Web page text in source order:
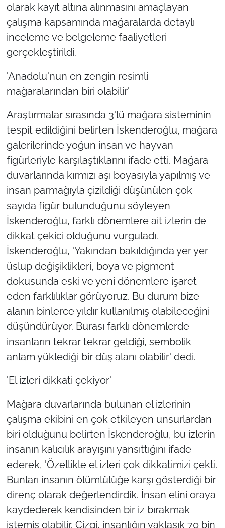
olarak kayıt altına alınmasını amaçlayan
çalışma kapsamında mağaralarda detaylı
inceleme ve belgeleme faaliyetleri
gerçekleştirildi.
'Anadolu'nun en zengin resimli
mağaralarından biri olabilir'
Araştırmalar sırasında 3'lü mağara sisteminin
tespit edildiğini belirten İskenderoğlu, mağara
galerilerinde yoğun insan ve hayvan
figürleriyle karşılaştıklarını ifade etti. Mağara
duvarlarında kırmızı aşı boyasıyla yapılmış ve
insan parmağıyla çizildiği düşünülen çok
sayıda figür bulunduğunu söyleyen
İskenderoğlu, farklı dönemlere ait izlerin de
dikkat çekici olduğunu vurguladı.
İskenderoğlu, 'Yakından bakıldığında yer yer
üslup değişiklikleri, boya ve pigment
dokusunda eski ve yeni dönemlere işaret
eden farklılıklar görüyoruz. Bu durum bize
alanın binlerce yıldır kullanılmış olabileceğini
düşündürüyor. Burası farklı dönemlerde
insanların tekrar tekrar geldiği, sembolik
anlam yüklediği bir düş alanı olabilir' dedi.
'El izleri dikkati çekiyor'
Mağara duvarlarında bulunan el izlerinin
çalışma ekibini en çok etkileyen unsurlardan
biri olduğunu belirten İskenderoğlu, bu izlerin
insanın kalıcılık arayışını yansıttığını ifade
ederek, 'Özellikle el izleri çok dikkatimizi çekti.
Bunları insanın ölümlülüğe karşı gösterdiği bir
direnç olarak değerlendirdik. İnsan elini oraya
kaydederek kendisinden bir iz bırakmak
istemiş olabilir. Çizgi, insanlığın yaklaşık 70 bin